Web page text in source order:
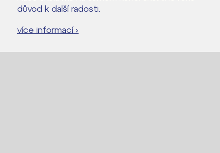
důvod k další radosti.
více informací ›